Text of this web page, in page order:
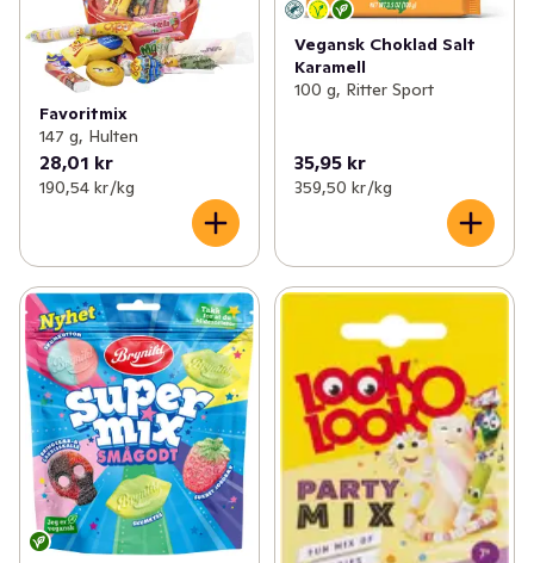
Favoritmix
147 g, Hulten
28,01 kr
190,54 kr /kg
Vegansk Choklad Salt
Karamell
100 g, Ritter Sport
35,95 kr
359,50 kr /kg